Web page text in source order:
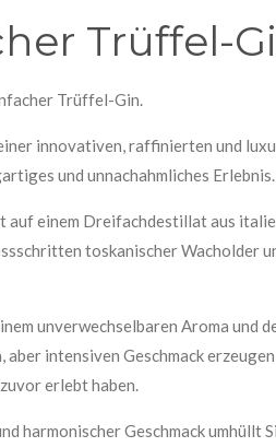
Trüffel-
Trüffel-Gin.
innovativen, raffinierten und
und unnachahmliches Erlebnis.
auf einem Dreifachdestillat aus
toskanischer Wacholder
unverwechselbaren Aroma und
intensiven Geschmack
erlebt haben.
harmonischer Geschmack umhüllt